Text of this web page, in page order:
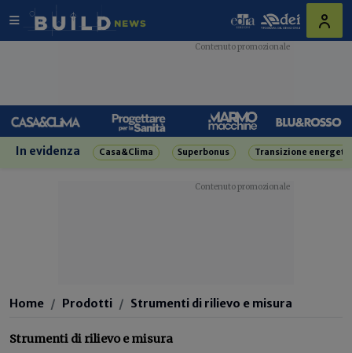
In evidenza Casa&Clima Superbonus Transizione
Home Prodotti Strumenti di rilievo e misura
Strumenti di rilievo e misura